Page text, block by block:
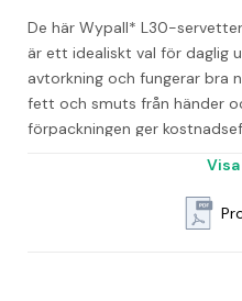
De här Wypall* L30-
är ett idealiskt val för daglig
avtorkning och fungerar bra
fett och smuts från händer
förpackningen ger
avtorkning och rengöring av
än traditionella servetter, då